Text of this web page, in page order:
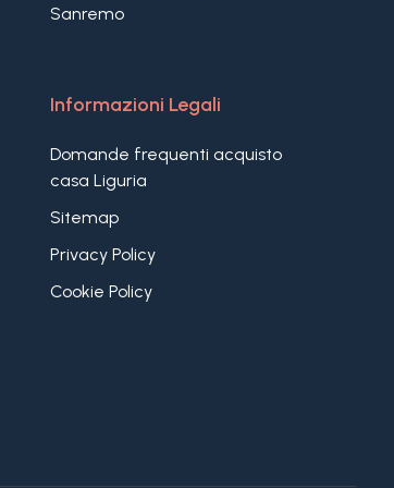
Sanremo
Informazioni Legali
Domande frequenti acquisto
casa Liguria
Sitemap
Privacy Policy
Cookie Policy